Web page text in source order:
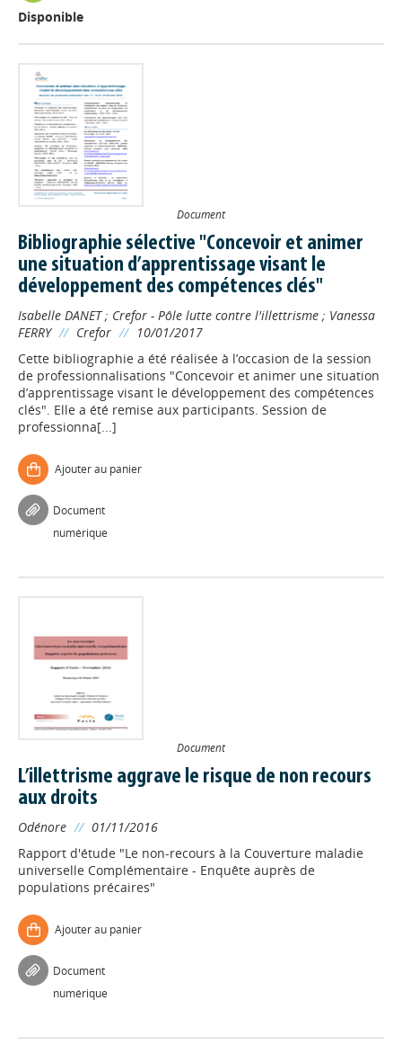
Disponible
Document
Bibliographie sélective "Concevoir et animer
une situation d’apprentissage visant le
développement des compétences clés"
Isabelle DANET; Crefor - Pôle lutte contre l'illettrisme ; Vanessa
FERRY // Crefor // 10/01/2017
Cette bibliographie a été réalisée à l’occasion de la session
de professionnalisations "Concevoir et animer une situation
d’apprentissage visant le développement des compétences
clés". Elle a été remise aux participants. Session de
professionna[...]
Ajouter au panier
Document
numérique
Document
L’illettrisme aggrave le risque de non recours
aux droits
Odénore // 01/11/2016
Rapport d'étude "Le non-recours à la Couverture maladie
universelle Complémentaire - Enquête auprès de
populations précaires"
Ajouter au panier
Document
numérique